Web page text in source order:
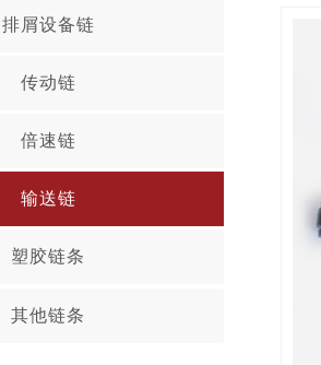
排屑设备链
传动链
倍速链
输送链
塑胶链条
其他链条